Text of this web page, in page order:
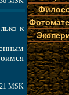
к
MSK